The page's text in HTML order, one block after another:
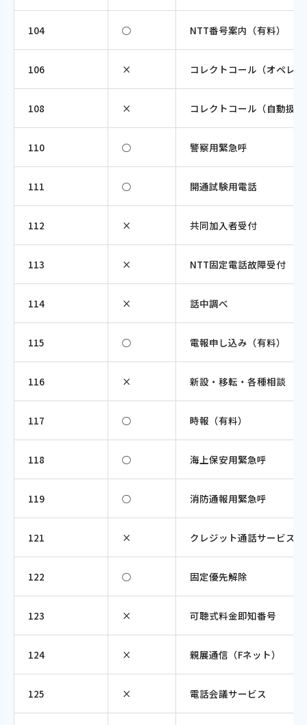
お電話でのお問い合わせ
受付時間：9:30〜18:00 年中無休
Webメール
おトクなプラン
パンフレット・チラシ
会社案内
お知らせ
サイトマップ
放送基準
安全・安心ガイド
放送番組審議会議事録
ご利用約款・重要事項説明書
104 ○ NTT番号案内（有料）
106 × コレクトコール（オペレ
108 × コレクトコール（自動扱
110 ○ 警察用緊急呼
111 ○ 開通試験用電話
112 × 共同加入者受付
113 × NTT固定電話故障受付
114 × 話中調べ
115 ○ 電報申し込み（有料）
116 × 新設・移転・各種相談
117 ○ 時報（有料）
118 ○ 海上保安用緊急呼
119 ○ 消防通報用緊急呼
121 × クレジット通話サービス
122 ○ 固定優先解除
123 × 可聴式料金即知番号
124 × 親展通信（Fネット）
125 × 電話会議サービス